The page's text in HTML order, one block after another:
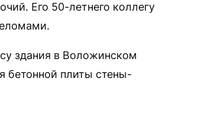
Его 50-летнего коллегу
здания в Воложинском
бетонной плиты стены-